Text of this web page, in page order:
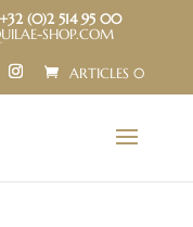
(0)2 514 95 00
SHOP.COM
ARTICLES 0